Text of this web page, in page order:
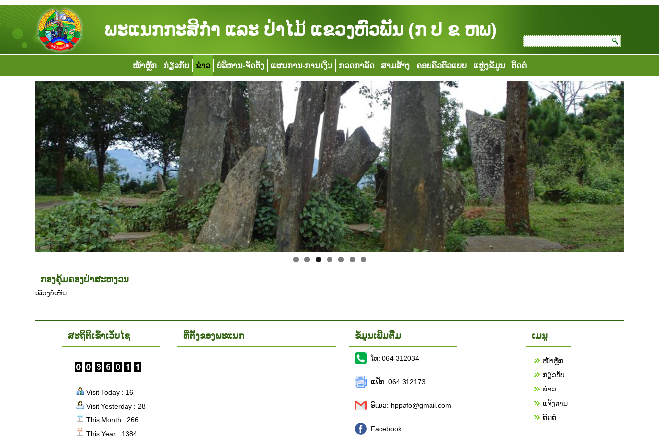
ພະແນກກະສິກຳ ແລະ ປ່າໄມ້ ແຂວງຫົວພັນ (ກ ປ ຂ ຫພ)
ໜ້າຫຼັກ ກ່ຽວກັບ ຂ່າວ ບໍລິຫານ-ຈັດຕັ້ງ ແຜນການ-ການເງິນ ກວດກາລັດ ສາມສ້າງ ຄອບຄົວຕົວແບບ ແຫຼ່ງຂໍ້ມູນ ຕິດຕໍ່
ກອງຄຸ້ມຄອງປ່າສະຫງວນ
ເລື່ອງບໍ່ເຫັນ
ສະຖິຕິເຂົ້າເວັບໄຊ
Visit Today : 16
Visit Yesterday : 28
This Month : 266
This Year : 1384
ທີ່ຕັ້ງຂອງພະແນກ ຂໍ້ມູນເພີມຕື່ມ
ໂທ: 064 312034
ແຟັກ: 064 312173
ອີເມວ: hppafo@gmail.com
Facebook
ເມນູ
ໜ້າຫຼັກ
ກ່ຽວກັບ
ຂ່າວ
ແຈ້ງການ
ຕິດຕໍ່